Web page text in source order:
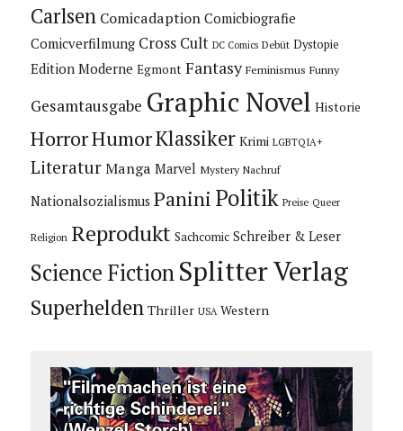
Carlsen Comicadaption Comicbiografie
Comicverfilmung Cross Cult DC Comics Debüt Dystopie
Edition Moderne Egmont Fantasy Feminismus Funny
Gesamtausgabe Graphic Novel Historie
HorrorHumorKlassiker Krimi LGBTQIA+
Literatur Manga Marvel Mystery Nachruf
Nationalsozialismus Panini Politik Preise Queer
Religion Reprodukt Sachcomic Schreiber & Leser
Science Fiction Splitter Verlag
Superhelden Thriller USA Western